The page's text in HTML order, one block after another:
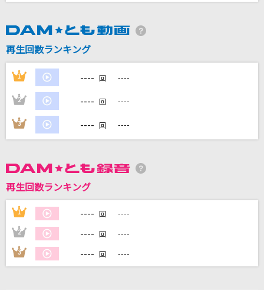
DAMの新曲・ランキングなど
カラオケ最新情報をチェック！
DAMに会員登録・ログインして
家族や友達と一緒に！練習にも！
再生回数ランキング
1 ---- 回 ----
2 ---- 回 ----
3 ---- 回 ----
再生回数ランキング
1 ---- 回 ----
2 ---- 回 ----
3 ---- 回 ----